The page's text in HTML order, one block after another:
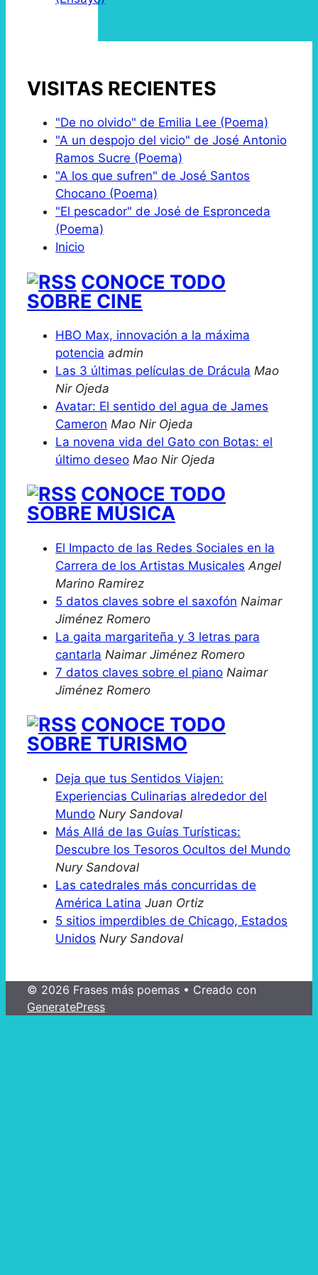
VISITAS RECIENTES
"De no olvido" de Emilia Lee (Poema)
"A un despojo del vicio" de José Antonio
Ramos Sucre (Poema)
"A los que sufren" de José Santos
Chocano (Poema)
"El pescador" de José de Espronceda
(Poema)
Inicio
CONOCE TODO
SOBRE CINE
HBO Max, innovación a la máxima
potencia admin
Las 3 últimas películas de Drácula Mao
Nir Ojeda
Avatar: El sentido del agua de James
Cameron Mao Nir Ojeda
La novena vida del Gato con Botas: el
último deseo Mao Nir Ojeda
CONOCE TODO
SOBRE MÚSICA
El Impacto de las Redes Sociales en la
Carrera de los Artistas Musicales Angel
Marino Ramirez
5 datos claves sobre el saxofón Naimar
Jiménez Romero
La gaita margariteña y 3 letras para
cantarla Naimar Jiménez Romero
7 datos claves sobre el piano Naimar
Jiménez Romero
CONOCE TODO
SOBRE TURISMO
Deja que tus Sentidos Viajen:
Experiencias Culinarias alrededor del
Mundo Nury Sandoval
Más Allá de las Guías Turísticas:
Descubre los Tesoros Ocultos del Mundo
Nury Sandoval
Las catedrales más concurridas de
América Latina Juan Ortiz
5 sitios imperdibles de Chicago, Estados
Unidos Nury Sandoval
© 2026 Frases más poemas • Creado con
GeneratePress